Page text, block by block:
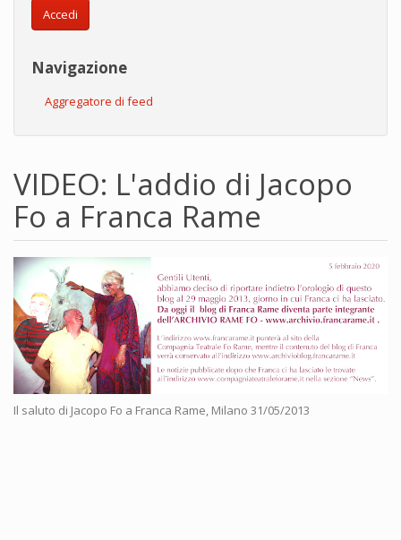
Accedi
Navigazione
Aggregatore di feed
VIDEO: L'addio di Jacopo
Fo a Franca Rame
Il saluto di Jacopo Fo a Franca Rame, Milano 31/05/2013